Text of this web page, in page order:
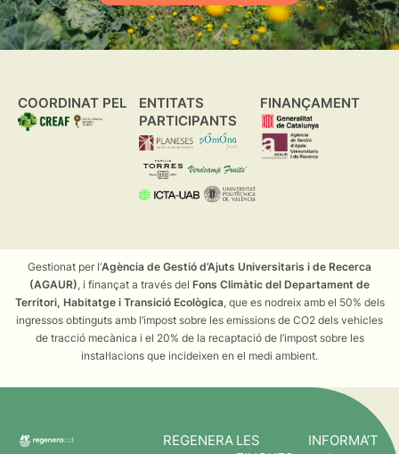
COORDINAT PEL
ENTITATS
PARTICIPANTS
FINANÇAMENT
Gestionat per l’Agència de Gestió d’Ajuts Universitaris i de Recerca
(AGAUR), i finançat a través del Fons Climàtic del Departament de
Territori, Habitatge i Transició Ecològica, que es nodreix amb el 50% dels
ingressos obtinguts amb l’impost sobre les emissions de CO2 dels vehicles
de tracció mecànica i el 20% de la recaptació de l’impost sobre les
instal·lacions que incideixen en el medi ambient.
REGENERA LES
INFORMA’T